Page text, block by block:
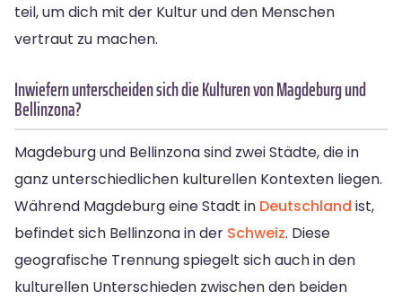
teil, um dich mit der Kultur und den Menschen
vertraut zu machen.
Inwiefern unterscheiden sich die Kulturen von Magdeburg und
Bellinzona?
Magdeburg und Bellinzona sind zwei Städte, die in
ganz unterschiedlichen kulturellen Kontexten liegen.
Während Magdeburg eine Stadt in Deutschland ist,
befindet sich Bellinzona in der Schweiz. Diese
geografische Trennung spiegelt sich auch in den
kulturellen Unterschieden zwischen den beiden